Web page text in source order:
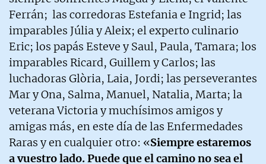
Ferrán; las corredoras Estefania e Ingrid; las
imparables Júlia y Aleix; el experto culinario
Eric; los papás Esteve y Saul, Paula, Tamara; los
imparables Ricard, Guillem y Carlos; las
luchadoras Glòria, Laia, Jordi; las perseverantes
Mar y Ona, Salma, Manuel, Natalia, Marta; la
veterana Victoria y muchísimos amigos y
amigas más, en este día de las Enfermedades
Raras y en cualquier otro: «Siempre estaremos
a vuestro lado. Puede que el camino no sea el